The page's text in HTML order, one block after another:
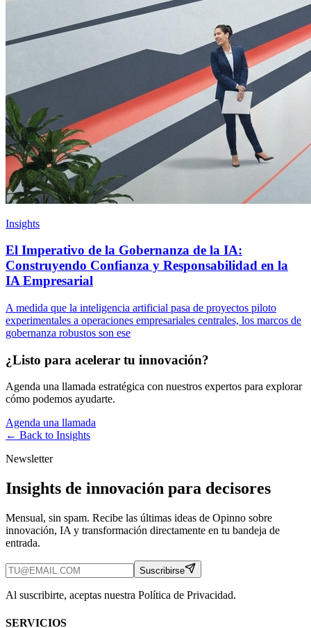
Insights
El Imperativo de la Gobernanza de la IA:
Construyendo Confianza y Responsabilidad en la
IA Empresarial
A medida que la inteligencia artificial pasa de proyectos piloto
experimentales a operaciones empresariales centrales, los marcos de
gobernanza robustos son ese
¿Listo para acelerar tu innovación?
Agenda una llamada estratégica con nuestros expertos para explorar
cómo podemos ayudarte.
Agenda una llamada
← Back to Insights
Newsletter
Insights de innovación para decisores
Mensual, sin spam. Recibe las últimas ideas de Opinno sobre
innovación, IA y transformación directamente en tu bandeja de
entrada.
Suscribirse
Al suscribirte, aceptas nuestra Política de Privacidad.
SERVICIOS